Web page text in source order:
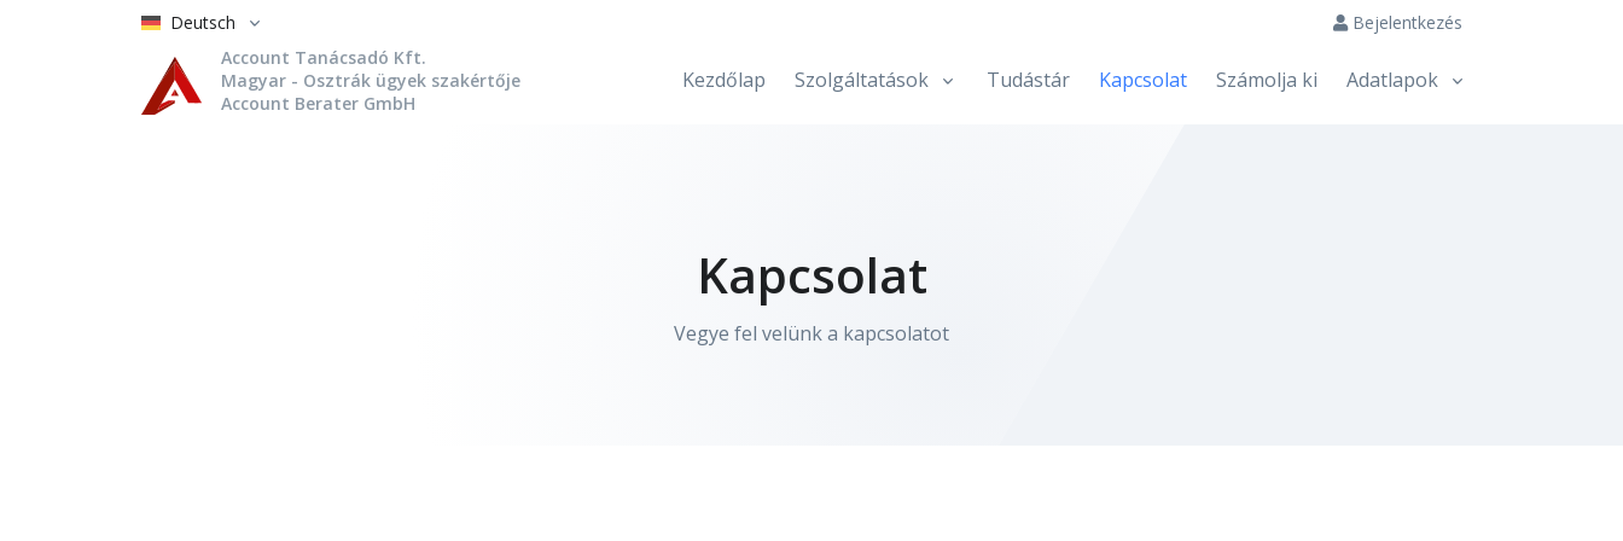
Deutsch
Bejelentkezés
Account Tanácsadó Kft.
Magyar - Osztrák ügyek szakértője
Account Berater GmbH
Kezdőlap Szolgáltatások Tudástár Kapcsolat Számolja ki Adatlapok
Kapcsolat
Vegye fel velünk a kapcsolatot